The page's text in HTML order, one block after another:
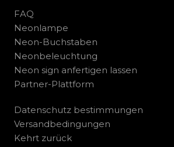
FAQ
Neonlampe
Neon-Buchstaben
Neonbeleuchtung
Neon sign anfertigen lassen
Partner-Plattform
Datenschutz bestimmungen
Versandbedingungen
Kehrt zurück